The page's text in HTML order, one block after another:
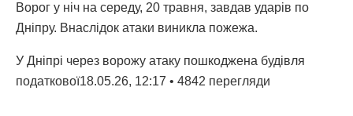
Ворог у ніч на середу, 20 травня, завдав ударів по
Дніпру. Внаслідок атаки виникла пожежа.
У Дніпрі через ворожу атаку пошкоджена будівля
податкової18.05.26, 12:17 • 4842 перегляди